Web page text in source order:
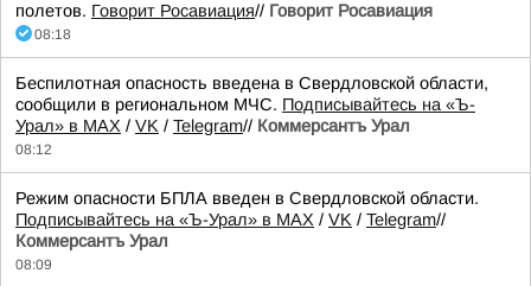
полетов. Говорит Росавиация// Говорит Росавиация
08:18
Беспилотная опасность введена в Свердловской области,
сообщили в региональном МЧС. Подписывайтесь на «Ъ-
Урал» в MAX / VK / Telegram// Коммерсантъ Урал
08:12
Режим опасности БПЛА введен в Свердловской области.
Подписывайтесь на «Ъ-Урал» в MAX / VK / Telegram//
Коммерсантъ Урал
08:09